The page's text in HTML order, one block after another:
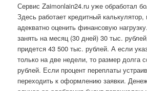
Сервис Zaimonlain24.ru уже обработал
Здесь работает кредитный
адекватно оценить финансовую
занять на месяц (30 дней) 30 тыс.
придется 43 500 тыс. рублей. А если
только на две недели, то размер долга
рублей. Если процент переплаты
переходить к оформлению заявки.